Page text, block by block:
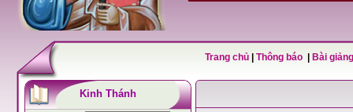
Trang chủ Thông báo Bài
Kinh Thánh